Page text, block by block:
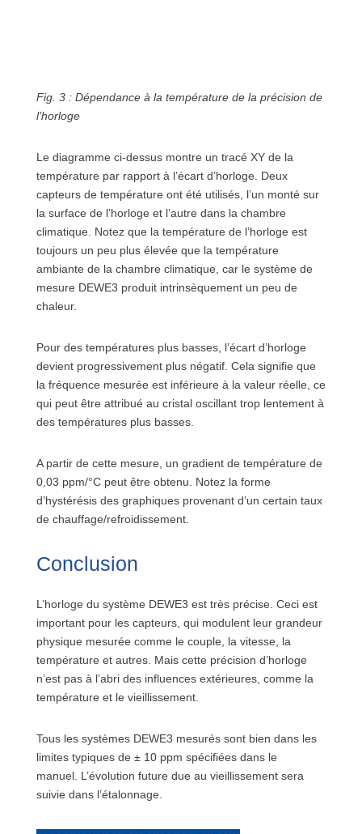
Fig. 3 : Dépendance à la température de la précision de
l’horloge
Le diagramme ci-dessus montre un tracé XY de la
température par rapport à l’écart d’horloge. Deux
capteurs de température ont été utilisés, l’un monté sur
la surface de l’horloge et l’autre dans la chambre
climatique. Notez que la température de l’horloge est
toujours un peu plus élevée que la température
ambiante de la chambre climatique, car le système de
mesure DEWE3 produit intrinsèquement un peu de
chaleur.
Pour des températures plus basses, l’écart d’horloge
devient progressivement plus négatif. Cela signifie que
la fréquence mesurée est inférieure à la valeur réelle, ce
qui peut être attribué au cristal oscillant trop lentement à
des températures plus basses.
A partir de cette mesure, un gradient de température de
0,03 ppm/°C peut être obtenu. Notez la forme
d’hystérésis des graphiques provenant d’un certain taux
de chauffage/refroidissement.
Conclusion
L’horloge du système DEWE3 est très précise. Ceci est
important pour les capteurs, qui modulent leur grandeur
physique mesurée comme le couple, la vitesse, la
température et autres. Mais cette précision d’horloge
n’est pas à l’abri des influences extérieures, comme la
température et le vieillissement.
Tous les systèmes DEWE3 mesurés sont bien dans les
limites typiques de ± 10 ppm spécifiées dans le
manuel. L’évolution future due au vieillissement sera
suivie dans l’étalonnage.